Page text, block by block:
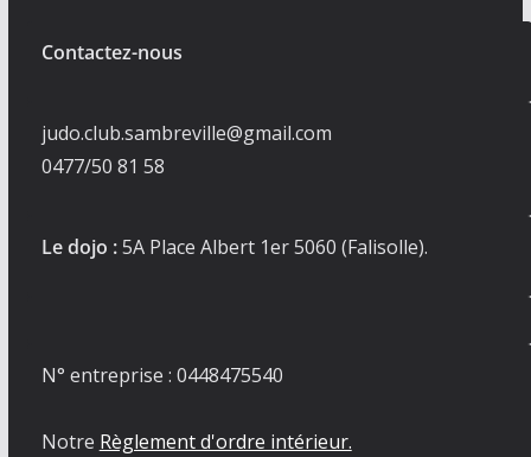
Contactez-nous
judo.club.sambreville@gmail.com
0477/50 81 58
Le dojo :5A Place Albert 1er 5060 (Falisolle).
N° entreprise : 0448475540
Notre Règlement d'ordre intérieur.